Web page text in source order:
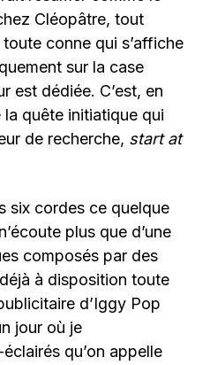
Cléopâtre, tout
conne qui s’affiche
sur la case
est dédiée. C’est, en
quête initiatique qui
de recherche, start at
six cordes ce quelque
plus que d’une
composés par des
à disposition toute
d’Iggy Pop
jour où je
qu’on appelle